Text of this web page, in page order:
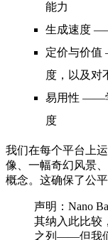
能力
生成速度
定价与价值
度，以及对
易用性 ——
度
我们在每个平台上
像、一幅奇幻风景
概念。这确保了公平
声明 ：Nano
其纳入此比较
之列——但我